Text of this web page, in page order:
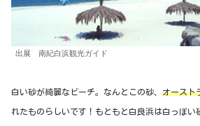
出展 南紀白浜観光ガイド
白い砂が綺麗なビーチ。なんとこの砂、 オースト
れたものらしいです！もともと白良浜は白っぽい